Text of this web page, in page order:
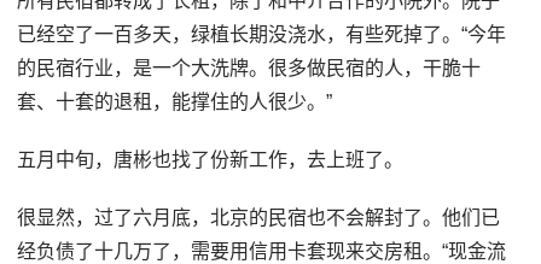
已经空了一百多天，绿植长期没浇水，有些死掉了。“今年
的民宿行业，是一个大洗牌。很多做民宿的人，干脆十
套、十套的退租，能撑住的人很少。”
五月中旬，唐彬也找了份新工作，去上班了。
很显然，过了六月底，北京的民宿也不会解封了。他们已
经负债了十几万了，需要用信用卡套现来交房租。“现金流